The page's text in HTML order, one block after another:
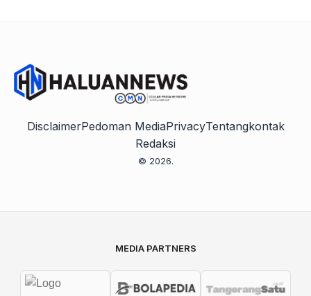
DisclaimerPedoman MediaPrivacyTentangkontak
Redaksi
© 2026.
MEDIA PARTNERS